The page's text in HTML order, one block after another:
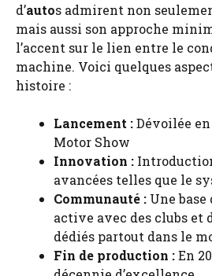
d’autos admirent non
mais aussi son approche
l’accent sur le lien entre le
machine. Voici quelques
histoire :
Lancement :Dévoilée
Motor Show
Innovation :
avancées telles que le
Communauté : Une
active avec des clubs et
dédiés partout dans le
Fin de production :En